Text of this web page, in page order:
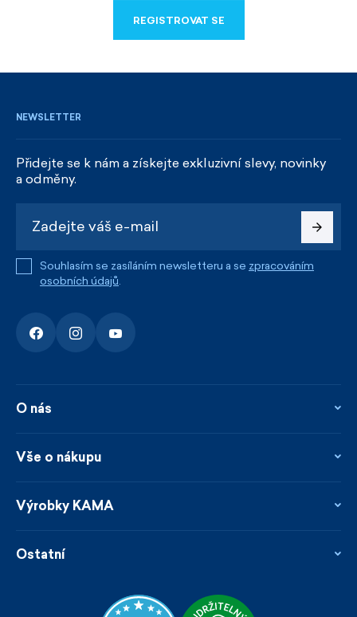
REGISTROVAT SE
NEWSLETTER
Přidejte se k nám a získejte exkluzivní slevy, novinky
a odměny.
Souhlasím se zasíláním newsletteru a se zpracováním
osobních údajů.
O nás
Kontakty
Novinky
Vše o nákupu
Věrnostní program
Prodejci
Výrobky KAMA
Udržitelnost
Ostatní